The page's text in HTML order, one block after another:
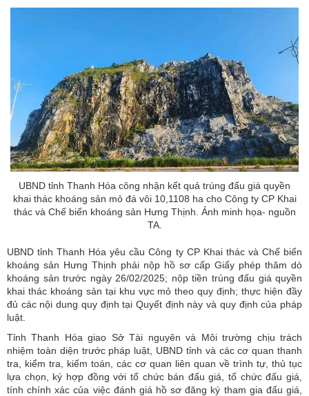
UBND tỉnh Thanh Hóa công nhận kết quả trúng đấu giá quyền
khai thác khoáng sản mỏ đá vôi 10,1108 ha cho Công ty CP Khai
thác và Chế biến khoáng sản Hưng Thịnh. Ảnh minh họa- nguồn
TA.
UBND tỉnh Thanh Hóa yêu cầu Công ty CP Khai thác và Chế biến
khoáng sản Hưng Thịnh phải nộp hồ sơ cấp Giấy phép thăm dò
khoáng sản trước ngày 26/02/2025; nộp tiền trúng đấu giá quyền
khai thác khoáng sản tại khu vực mỏ theo quy định; thực hiện đầy
đủ các nội dung quy định tại Quyết định này và quy định của pháp
luật.
Tỉnh Thanh Hóa giao Sở Tài nguyên và Môi trường chịu trách
nhiệm toàn diện trước pháp luật, UBND tỉnh và các cơ quan thanh
tra, kiểm tra, kiểm toán, các cơ quan liên quan về trình tự, thủ tục
lựa chọn, ký hợp đồng với tổ chức bán đấu giá, tổ chức đấu giá,
tính chính xác của việc đánh giá hồ sơ đăng ký tham gia đấu giá,